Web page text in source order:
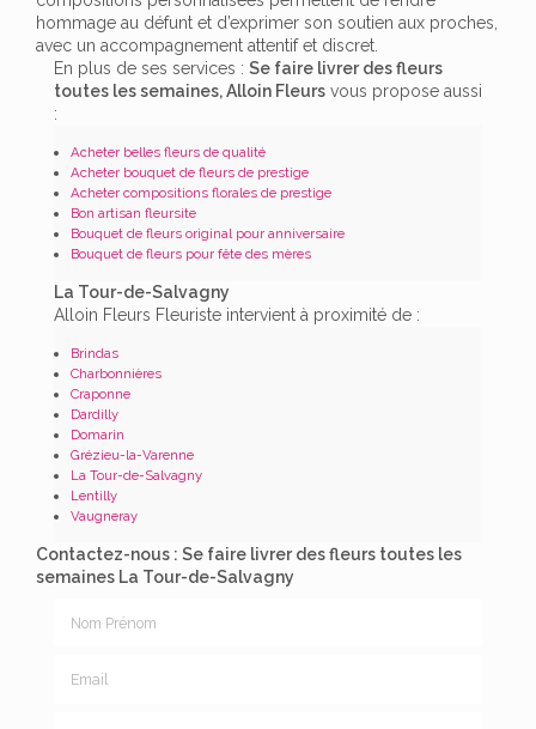
hommage au défunt et d’exprimer son soutien aux proches,
avec un accompagnement attentif et discret.
En plus de ses services : Se faire livrer des fleurs
toutes les semaines, Alloin Fleurs vous propose aussi
:
Acheter belles fleurs de qualité
Acheter bouquet de fleurs de prestige
Acheter compositions florales de prestige
Bon artisan fleursite
Bouquet de fleurs original pour anniversaire
Bouquet de fleurs pour fête des mères
La Tour-de-Salvagny
Alloin Fleurs Fleuriste intervient à proximité de :
Brindas
Charbonnières
Craponne
Dardilly
Domarin
Grézieu-la-Varenne
La Tour-de-Salvagny
Lentilly
Vaugneray
Contactez-nous : Se faire livrer des fleurs toutes les
semaines La Tour-de-Salvagny